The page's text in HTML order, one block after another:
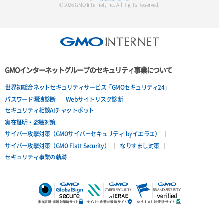
© 2026 GMO Internet, Inc. All Rights Reserved.
GMOインターネットグループのセキュリティ事業について
世界初総合ネットセキュリティサービス「GMOセキュリティ24」
パスワード漏洩診断
Webサイトリスク診断
セキュリティ相談AIチャットボット
実在証明・盗聴対策
サイバー攻撃対策（GMOサイバーセキュリティ byイエラエ）
サイバー攻撃対策（GMO Flatt Security）
なりすまし対策
セキュリティ事業の軌跡